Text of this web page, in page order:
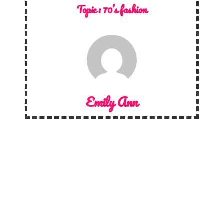
Topic :70’s fashion
Emily Ann